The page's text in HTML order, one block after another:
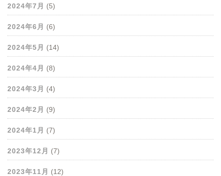
2024年7月 (5)
2024年6月 (6)
2024年5月 (14)
2024年4月 (8)
2024年3月 (4)
2024年2月 (9)
2024年1月 (7)
2023年12月 (7)
2023年11月 (12)